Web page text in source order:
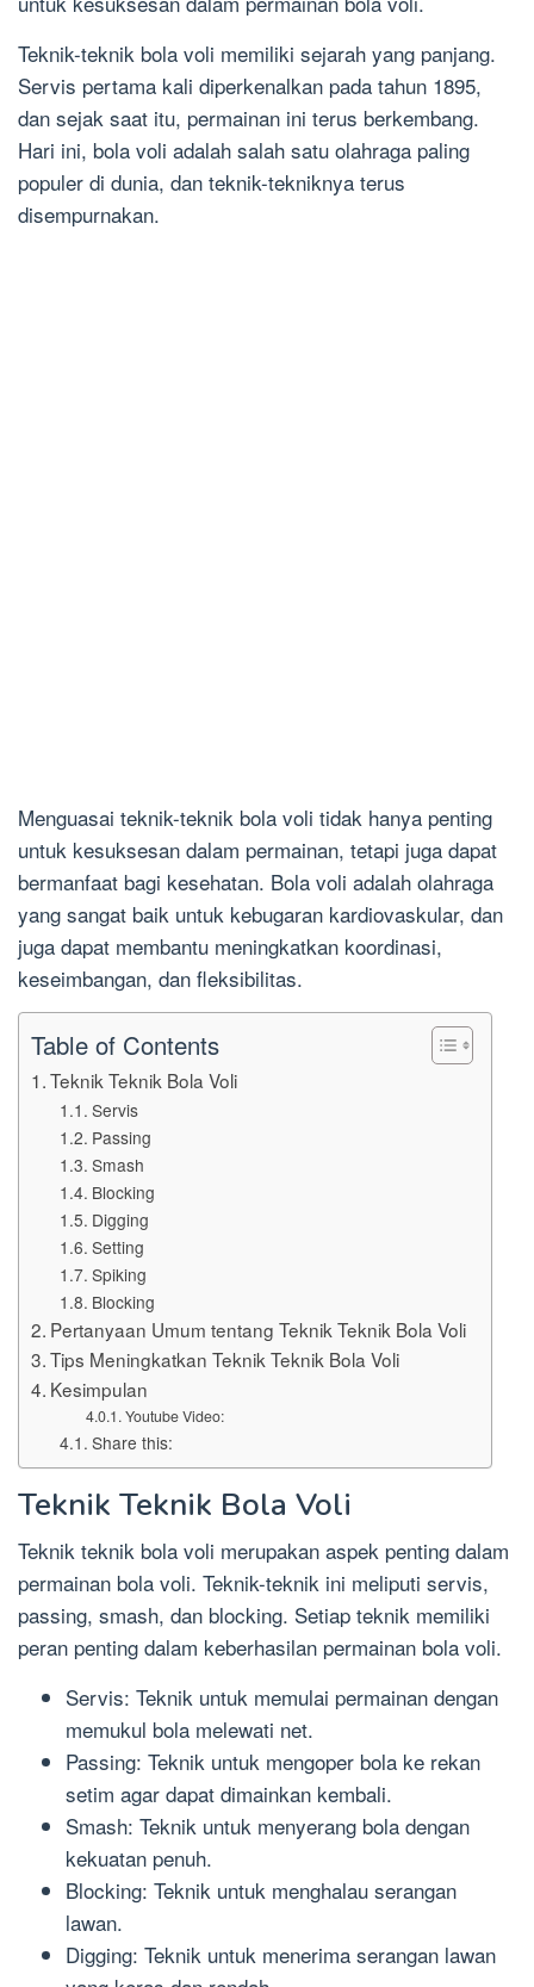
Teknik-teknik bola voli memiliki sejarah yang panjang.
Servis pertama kali diperkenalkan pada tahun 1895,
dan sejak saat itu, permainan ini terus berkembang.
Hari ini, bola voli adalah salah satu olahraga paling
populer di dunia, dan teknik-tekniknya terus
disempurnakan.
Menguasai teknik-teknik bola voli tidak hanya penting
untuk kesuksesan dalam permainan, tetapi juga dapat
bermanfaat bagi kesehatan. Bola voli adalah olahraga
yang sangat baik untuk kebugaran kardiovaskular, dan
juga dapat membantu meningkatkan koordinasi,
keseimbangan, dan fleksibilitas.
Table of Contents
Teknik Teknik Bola Voli
Servis
Passing
Smash
Blocking
Digging
Setting
Spiking
Blocking
Pertanyaan Umum tentang Teknik Teknik Bola Voli
Tips Meningkatkan Teknik Teknik Bola Voli
Kesimpulan
Youtube Video:
Share this:
Teknik Teknik Bola Voli
Teknik teknik bola voli merupakan aspek penting dalam
permainan bola voli. Teknik-teknik ini meliputi servis,
passing, smash, dan blocking. Setiap teknik memiliki
peran penting dalam keberhasilan permainan bola voli.
Servis: Teknik untuk memulai permainan dengan
memukul bola melewati net.
Passing: Teknik untuk mengoper bola ke rekan
setim agar dapat dimainkan kembali.
Smash: Teknik untuk menyerang bola dengan
kekuatan penuh.
Blocking: Teknik untuk menghalau serangan
lawan.
Digging: Teknik untuk menerima serangan lawan